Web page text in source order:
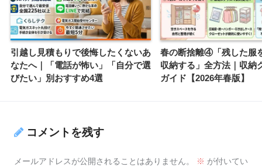
引越し見積もりで後悔したくないあ
なたへ｜「電話が怖い」「自分で選
びたい」別おすすめ4選
春の断捨離④「残した服
収納する」全方法｜収納
ガイド【2026年春版】
コメントを残す
メールアドレスが公開されることはありません。 ※ が付いてい